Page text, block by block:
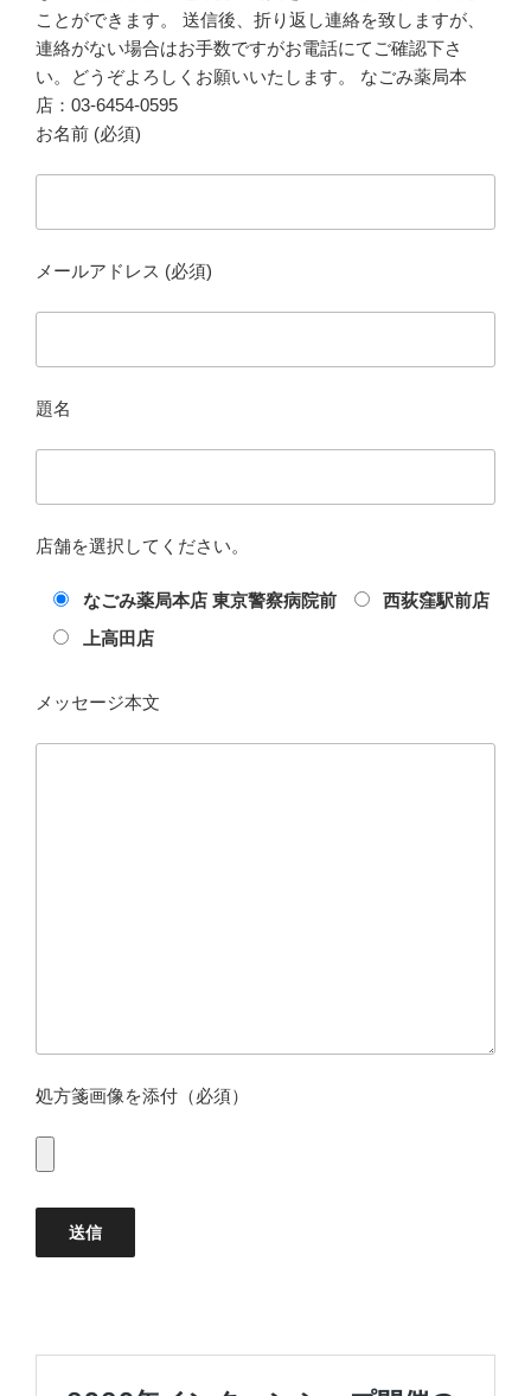
ことができます。 送信後、折り返し連絡を致しますが、
連絡がない場合はお手数ですがお電話にてご確認下さ
い。どうぞよろしくお願いいたします。 なごみ薬局本
店：03-6454-0595
お名前 (必須)
メールアドレス (必須)
題名
店舗を選択してください。
なごみ薬局本店 東京警察病院前
西荻窪駅前店
上高田店
メッセージ本文
処方箋画像を添付（必須）